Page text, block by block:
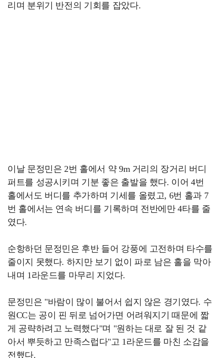
리며 분위기 반전의 기회를 잡았다.
이날 문정민은 2번 홀에서 약 9m 거리의 장거리 버디
퍼트를 성공시키며 기분 좋은 출발을 했다. 이어 4번
홀에서도 버디를 추가하며 기세를 올렸고, 6번 홀과 7
번 홀에서는 연속 버디를 기록하며 전반에만 4타를 줄
였다.
순항하던 문정민은 후반 들어 강풍에 고전하며 타수를
줄이지 못했다. 하지만 보기 없이 파로 남은 홀을 막아
내며 1라운드를 마무리 지었다.
문정민은 "바람이 많이 불어서 쉽지 않은 경기였다. 수
원CC는 공이 핀 뒤로 넘어가면 어려워지기 때문에 짧
게 공략하려고 노력했다"며 "원하는 대로 잘 된 것 같
아서 뿌듯하고 만족스럽다"고 1라운드를 마친 소감을
전했다.